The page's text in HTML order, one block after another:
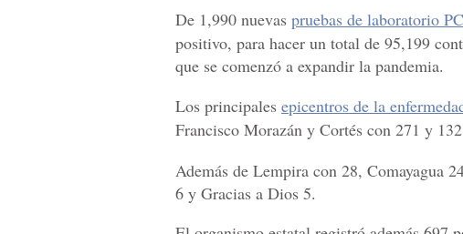
De 1,990 nuevas pruebas de laboratorio
positivo, para hacer un total de 95,199
que se comenzó a expandir la pandemia.
Los principales epicentros de la
Francisco Morazán y Cortés con 271 y 132
Además de Lempira con 28, Comayagua
6 y Gracias a Dios 5.